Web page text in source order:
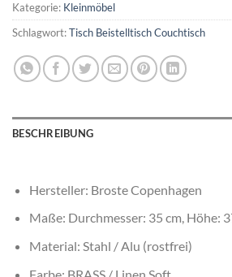
Kategorie: Kleinmöbel
Schlagwort:Tisch Beistelltisch Couchtisch
BESCHREIBUNG
Hersteller: Broste Copenhagen
Maße: Durchmesser: 35 cm, Höhe:
Material: Stahl / Alu (rostfrei)
Farbe: BRASS / Linen Soft